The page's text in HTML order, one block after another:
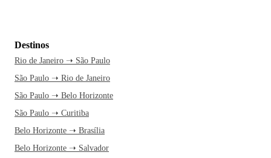
Destinos
Rio de Janeiro ➝ São Paulo
São Paulo ➝ Rio de Janeiro
São Paulo ➝ Belo Horizonte
São Paulo ➝ Curitiba
Belo Horizonte ➝ Brasília
Belo Horizonte ➝ Salvador